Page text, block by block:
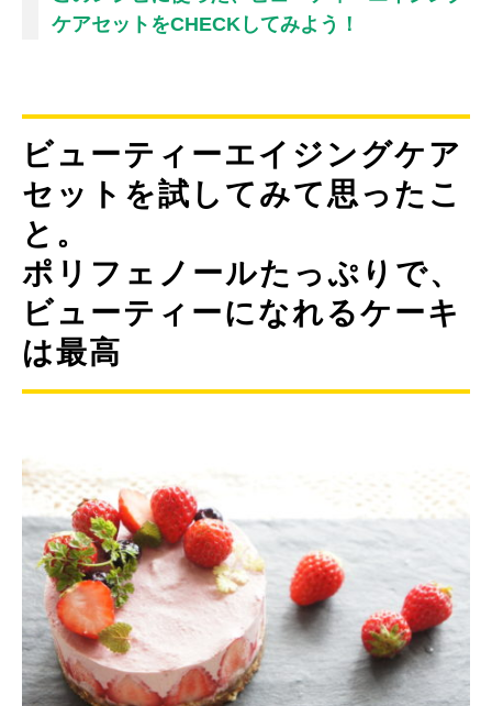
ケアセットをCHECKしてみよう！
ビューティーエイジングケア
セットを試してみて思ったこ
と。
ポリフェノールたっぷりで、
ビューティーになれるケーキ
は最高